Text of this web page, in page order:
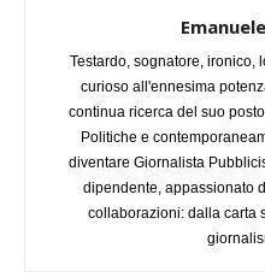
Testardo, sognatore, ironico,
curioso all'ennesima
continua ricerca del suo
Politiche e
diventare Giornalista
dipendente, appassionato
collaborazioni: dalla carta